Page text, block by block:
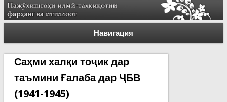
Навигация
Саҳми халқи тоҷик дар
таъмини Ғалаба дар ҶБВ
(1941-1945)